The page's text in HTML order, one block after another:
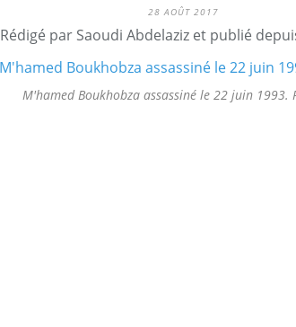
28 AOÛT 2017
Rédigé par Saoudi Abdelaziz et publié
M'hamed Boukhobza assassiné le 22 juin 1993.